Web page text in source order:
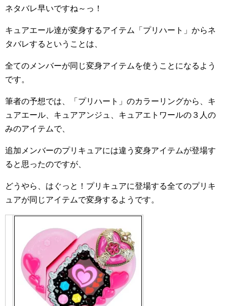
ネタバレ早いですね～っ！
キュアエール達が変身するアイテム「プリハート」からネ
タバレするということは、
全てのメンバーが同じ変身アイテムを使うことになるよう
です。
筆者の予想では、「プリハート」のカラーリングから、キ
ュアエール、キュアアンジュ、キュアエトワールの３人の
みのアイテムで、
追加メンバーのプリキュアには違う変身アイテムが登場す
ると思ったのですが、
どうやら、はぐっと！プリキュアに登場する全てのプリキ
ュアが同じアイテムで変身するようです。